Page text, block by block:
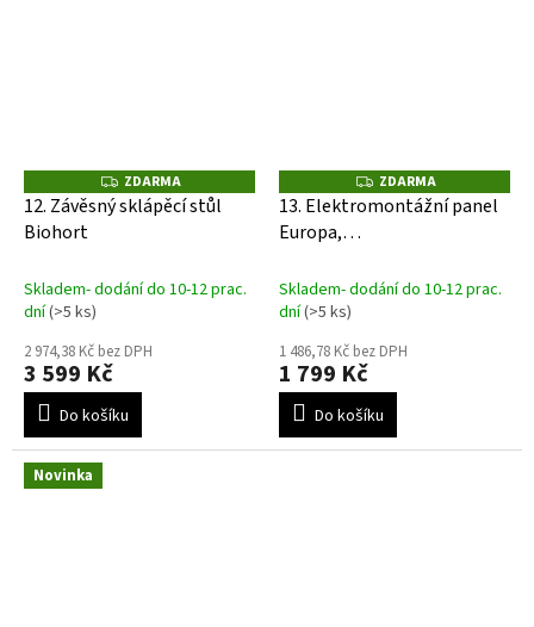
Z
D
A
ZDARMA
12. Závěsný sklápěcí stůl
Biohort
Skladem- dodání do 10-12 prac.
dní(>5 ks)
2 974,38 Kč bez DPH
3 599 Kč
Do košíku
Z
D
A
ZDARMA
13. Elektromontážní panel
Europa,
Skladem- dodání do 10-12 prac.
dní(>5 ks)
1 486,78 Kč bez DPH
1 799 Kč
Do košíku
Novinka